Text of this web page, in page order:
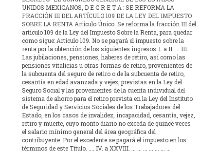
UNIDOS MEXICANOS, D E C R E T A : SE REFORMA LA
FRACCIÓN III DEL ARTÍCULO 109 DE LA LEY DEL IMPUESTO
SOBRE LA RENTA Artículo Único. Se reforma la fracción III del
artículo 109 de la Ley del Impuesto Sobre la Renta, para quedar
como sigue: Artículo 109. No se pagará el impuesto sobre la
renta por la obtención de los siguientes ingresos: I. a II. ... III.
Las jubilaciones, pensiones, haberes de retiro, así como las
pensiones vitalicias u otras formas de retiro, provenientes de
la subcuenta del seguro de retiro o de la subcuenta de retiro,
cesantía en edad avanzada y vejez, previstas en la Ley del
Seguro Social y las provenientes de la cuenta individual del
sistema de ahorro para el retiro prevista en la Ley del Instituto
de Seguridad y Servicios Sociales de los Trabajadores del
Estado, en los casos de invalidez, incapacidad, cesantía, vejez,
retiro y muerte, cuyo monto diario no exceda de quince veces
el salario mínimo general del área geográfica del
contribuyente. Por el excedente se pagará el impuesto en los
términos de este Título. .... IV. a XXVIII. ... ... ... ... ... ... ...